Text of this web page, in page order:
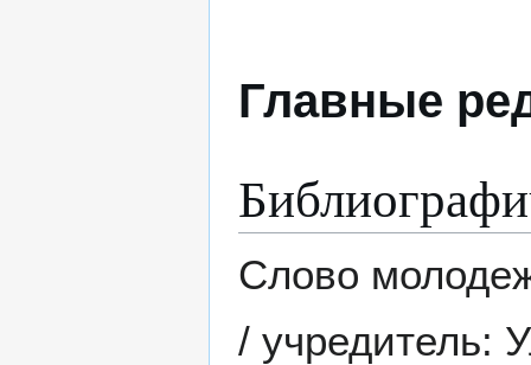
Главные
Слово
/ учредитель: